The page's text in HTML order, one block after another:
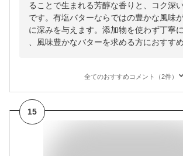
ることで生まれる芳醇な香りと、コク深
です。有塩バターならではの豊かな風味
に深みを与えます。添加物を使わず丁寧
、風味豊かなバターを求める方におすすめ
全てのおすすめコメント（2件）
15